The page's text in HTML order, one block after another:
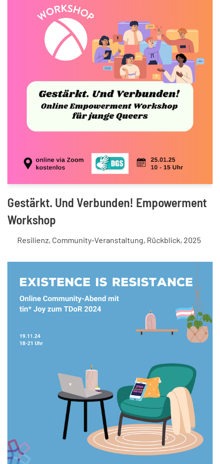
Gestärkt. Und Verbunden! Empowerment
Workshop
Resilienz, Community-Veranstaltung, Rückblick, 2025